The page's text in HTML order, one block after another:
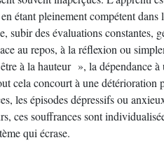
étant pleinement compétent
subir des évaluations constantes,
au repos, à la réflexion ou
à la hauteur », la dépendance
cela concourt à une détérioration
les épisodes dépressifs ou
ces souffrances sont
qui écrase.